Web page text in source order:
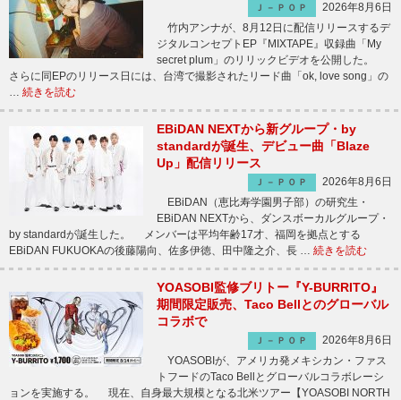
Ｊ－ＰＯＰ
2026年8月6日
竹内アンナが、8月12日に配信リリースするデ
ジタルコンセプトEP『MIXTAPE』収録曲「My
secret plum」のリリックビデオを公開した。
さらに同EPのリリース日には、台湾で撮影されたリード曲「ok, love song」の
… 続きを読む
EBiDAN NEXTから新グループ・by
standardが誕生、デビュー曲「Blaze
Up」配信リリース
Ｊ－ＰＯＰ
2026年8月6日
EBiDAN（恵比寿学園男子部）の研究生・
EBiDAN NEXTから、ダンスボーカルグループ・
by standardが誕生した。 メンバーは平均年齢17才、福岡を拠点とする
EBiDAN FUKUOKAの後藤陽向、佐多伊徳、田中隆之介、長 … 続きを読む
YOASOBI監修ブリトー『Y-BURRITO』
期間限定販売、Taco Bellとのグローバル
コラボで
Ｊ－ＰＯＰ
2026年8月6日
YOASOBIが、アメリカ発メキシカン・ファス
トフードのTaco Bellとグローバルコラボレーシ
ョンを実施する。 現在、自身最大規模となる北米ツアー【YOASOBI NORTH